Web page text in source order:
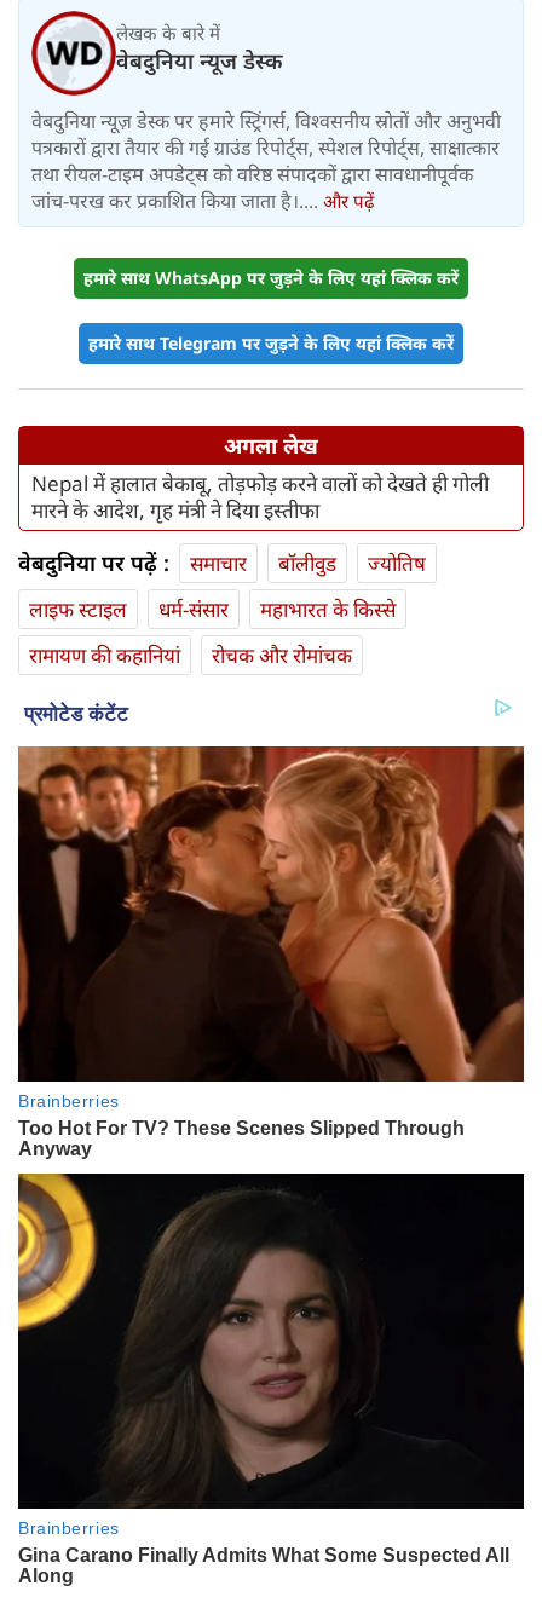
लेखक के बारे में
वेबदुनिया न्यूज डेस्क
वेबदुनिया न्यूज़ डेस्क पर हमारे स्ट्रिंगर्स, विश्वसनीय स्रोतों और अनुभवी
पत्रकारों द्वारा तैयार की गई ग्राउंड रिपोर्ट्स, स्पेशल रिपोर्ट्स, साक्षात्कार
तथा रीयल-टाइम अपडेट्स को वरिष्ठ संपादकों द्वारा सावधानीपूर्वक
जांच-परख कर प्रकाशित किया जाता है।.... और पढ़ें
हमारे साथ WhatsApp पर जुड़ने के लिए यहां क्लिक करें
हमारे साथ Telegram पर जुड़ने के लिए यहां क्लिक करें
अगला लेख
Nepal में हालात बेकाबू, तोड़फोड़ करने वालों को देखते ही गोली
मारने के आदेश, गृह मंत्री ने दिया इस्तीफा
वेबदुनिया पर पढ़ें : समाचार बॉलीवुड
ज्योतिष
लाइफ स्‍टाइल
धर्म-संसार
महाभारत के किस्से
रामायण की कहानियां
रोचक और रोमांचक